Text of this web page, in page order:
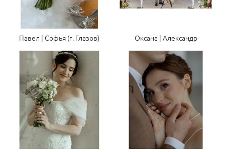
Павел | Софья (г. Глазов) Оксана | Александр